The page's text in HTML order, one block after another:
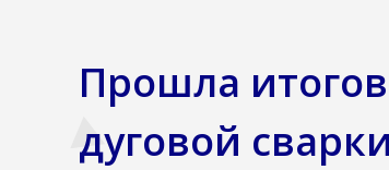
Прошла
дуговой